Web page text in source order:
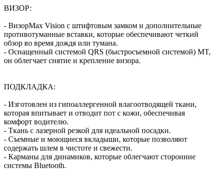
ВИЗОР:
- ВизорMax Vision с штифтовым замком и дополнительные
противотуманные вставки, которые обеспечивают четкий
обзор во время дождя или тумана.
- Оснащенный системой QRS (быстросъемной системой) MT,
он облегчает снятие и крепление визора.
ПОДКЛАДКА:
- Изготовлен из гипоаллергенной влагоотводящей ткани,
которая впитывает и отводит пот с кожи, обеспечивая
комфорт водителю.
- Ткань с лазерной резкой для идеальной посадки.
- Съемные и моющиеся вкладыши, которые позволяют
содержать шлем в чистоте и свежести.
- Карманы для динамиков, которые облегчают сторонние
системы Bluetooth.